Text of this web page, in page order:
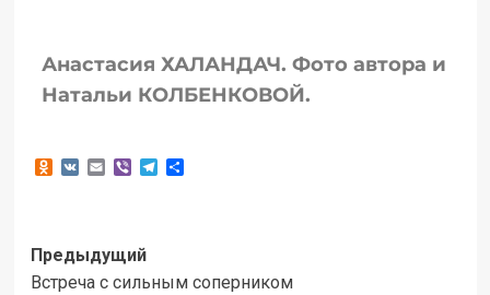
Анастасия ХАЛАНДАЧ. Фото автора и
Натальи КОЛБЕНКОВОЙ.
Odnoklassniki
VKEmailViberTelegram
Отправить
Предыдущий
Встреча с сильным соперником